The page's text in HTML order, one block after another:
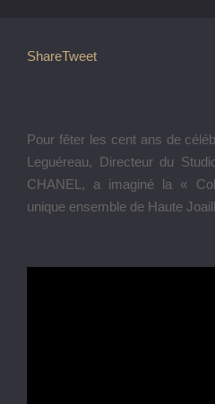
ShareTweet
Pour fêter les cent ans de
Leguéreau, Directeur du
CHANEL, a imaginé la «
unique ensemble de Haute